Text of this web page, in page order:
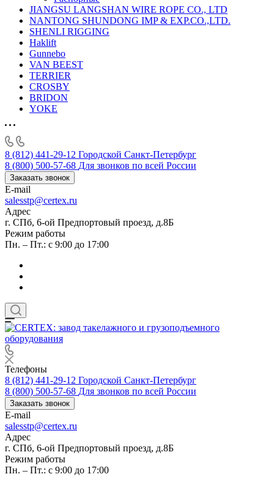
JIANGSU LANGSHAN WIRE ROPE CO., LTD
NANTONG SHUNDONG IMP & EXP.CO.,LTD.
SHENLI RIGGING
Haklift
Gunnebo
VAN BEEST
TERRIER
CROSBY
BRIDON
YOKE
8 (812) 441-29-12 Городской Санкт-Петербург
8 (800) 500-57-68 Для звонков по всей России
Заказать звонок
E-mail
salesstp@certex.ru
Адрес
г. СПб, 6-ой Предпортовый проезд, д.8Б
Режим работы
Пн. – Пт.: с 9:00 до 17:00
Телефоны
8 (812) 441-29-12 Городской Санкт-Петербург
8 (800) 500-57-68 Для звонков по всей России
Заказать звонок
E-mail
salesstp@certex.ru
Адрес
г. СПб, 6-ой Предпортовый проезд, д.8Б
Режим работы
Пн. – Пт.: с 9:00 до 17:00